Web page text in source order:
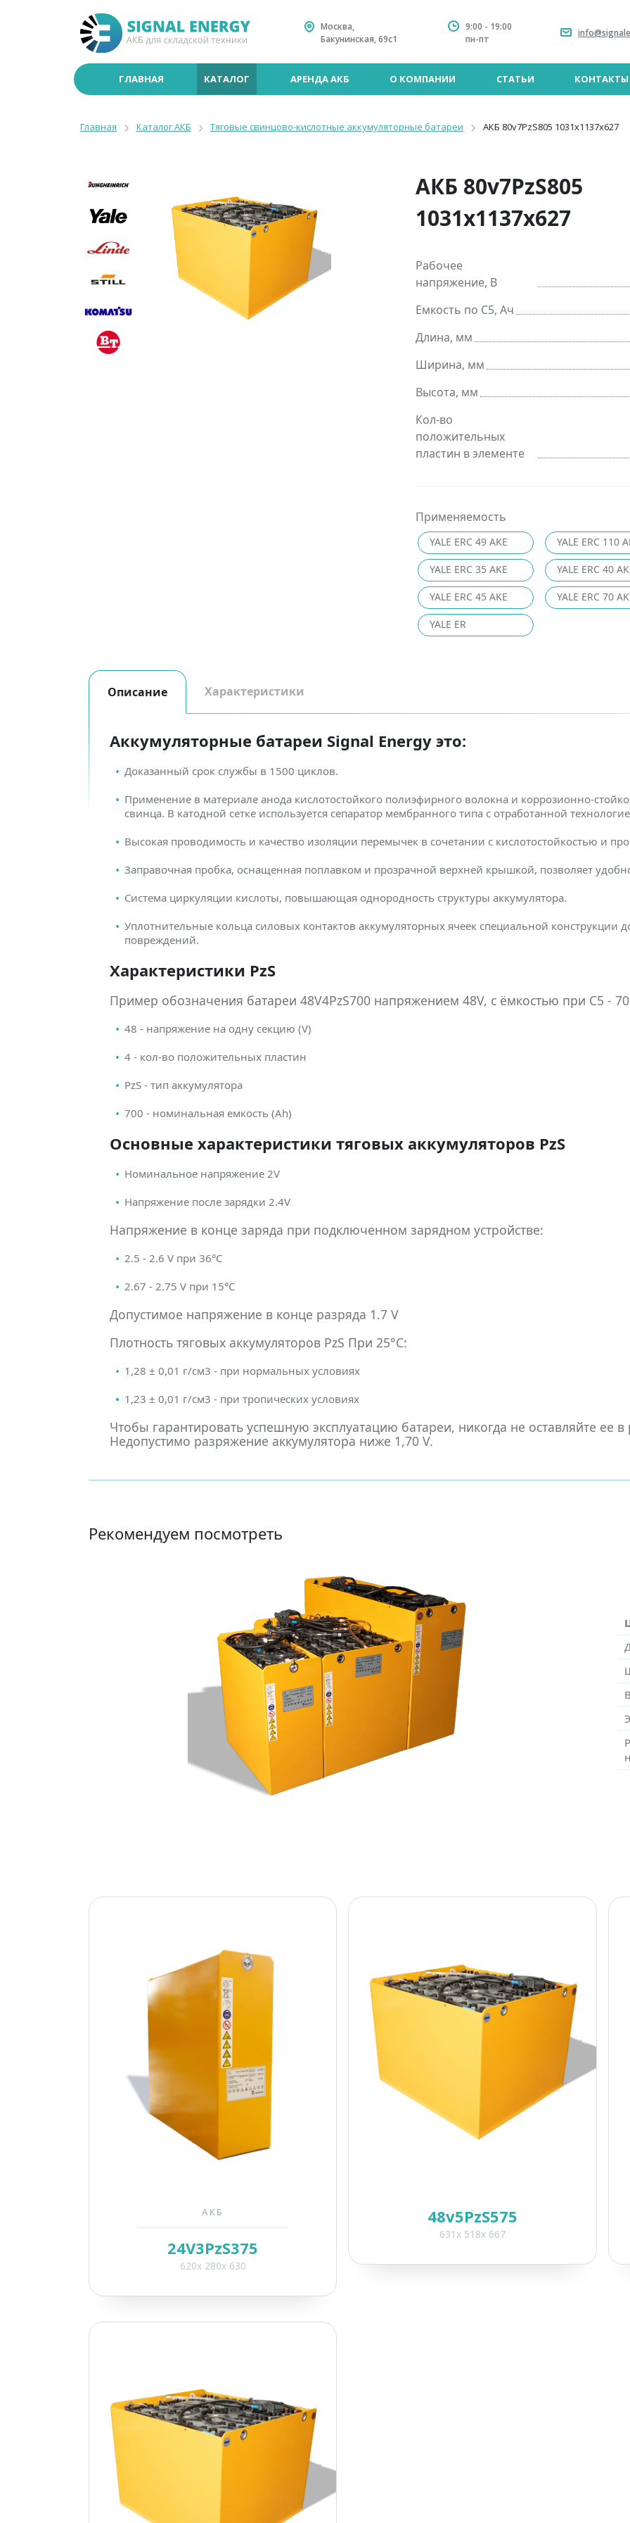
Москва,
Бакунинская, 69с1
9:00 - 19:00
пн-пт
ГЛАВНАЯ КАТАЛОГ АРЕНДА АКБ О КОМПАНИИ СТАТЬИ КОНТАКТЫ
Главная Каталог АКБ Тяговые свинцово-кислотные аккумуляторные батареи АКБ 80v7PzS805 1031x1137x627
АКБ 80v7PzS805
1031x1137x627
Рабочее
напряжение, В
Емкость по C5, Ач
Длина, мм
Ширина, мм
Высота, мм
Применяемость
YALE ERC 49 AKE YALE ERC 110
YALE ERC 35 AKE YALE ERC 40
YALE ERC 45 AKE YALE ERC 70
YALE ER
Кол-во
положительных
пластин в элементе
Описание Характеристики
Аккумуляторные батареи Signal Energy это:
Доказанный срок службы в 1500 циклов.
Применение в материале анода кислотостойкого полиэфирного волокна и коррозионно-
свинца. В катодной сетке используется сепаратор мембранного типа с отработанной
Высокая проводимость и качество изоляции перемычек в сочетании с кислотостойкостью и
Заправочная пробка, оснащенная поплавком и прозрачной верхней крышкой, позволяет
Система циркуляции кислоты, повышающая однородность структуры аккумулятора.
Уплотнительные кольца силовых контактов аккумуляторных ячеек специальной
повреждений.
Характеристики PzS
Пример обозначения батареи 48V4PzS700 напряжением 48V, с ёмкостью при C5 -
48 - напряжение на одну секцию (V)
4 - кол-во положительных пластин
PzS - тип аккумулятора
700 - номинальная емкость (Ah)
Основные характеристики тяговых аккумуляторов PzS
Номинальное напряжение 2V
Напряжение после зарядки 2.4V
Напряжение в конце заряда при подключенном зарядном устройстве:
2.5 - 2.6 V при 36°С
2.67 - 2.75 V при 15°С
Допустимое напряжение в конце разряда 1.7 V
Плотность тяговых аккумуляторов PzS При 25°С:
1,28 ± 0,01 г/см3 - при нормальных условиях
1,23 ± 0,01 г/см3 - при тропических условиях
Чтобы гарантировать успешную эксплуатацию батареи, никогда не оставляйте ее
Недопустимо разряжение аккумулятора ниже 1,70 V.
Рекомендуем посмотреть
АКБ
24V3PzS375
620x 280x 630
48v5PzS575
631x 518x 667